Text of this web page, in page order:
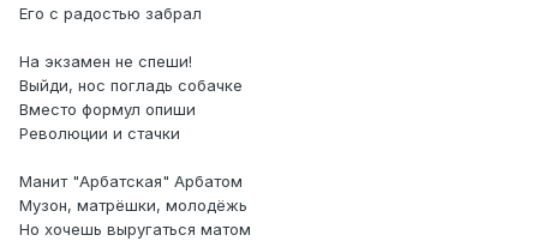
Его с радостью забрал
На экзамен не спеши!
Выйди, нос погладь собачке
Вместо формул опиши
Революции и стачки
Манит "Арбатская" Арбатом
Музон, матрёшки, молодёжь
Но хочешь выругаться матом